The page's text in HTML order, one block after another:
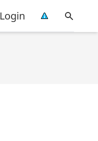
Login